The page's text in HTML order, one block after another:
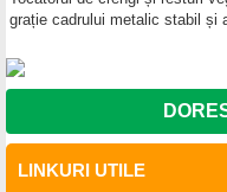
grație cadrului metalic stabil și
LINKURI UTILE